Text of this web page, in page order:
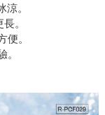
。
。
便。
。